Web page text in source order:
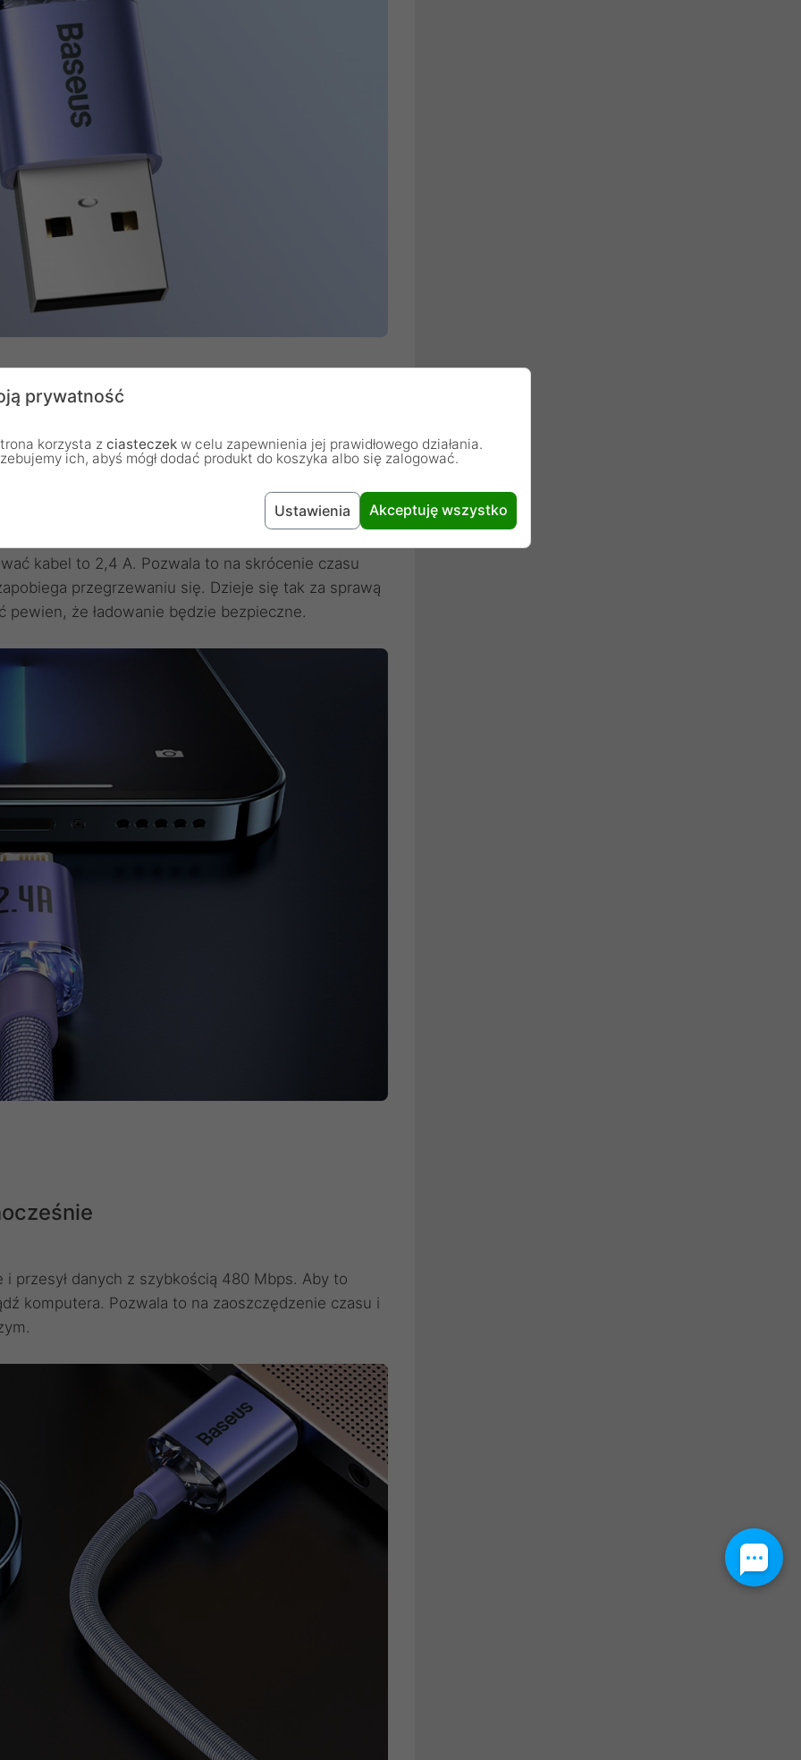
i szybkie ładowanie. Aby jeszcze ulepszyć
wzmocnienie oraz kabel miedziany z
kabel to 2,4 A. Pozwala to na skrócenie czasu
przegrzewaniu się. Dzieje się tak za sprawą
że ładowanie będzie bezpieczne.
przesył danych z szybkością 480 Mbps. Aby to
komputera. Pozwala to na zaoszczędzenie czasu i
prywatność
korzysta z ciasteczek w celu zapewnienia jej prawidłowego działania.
ich, abyś mógł dodać produkt do koszyka albo się zalogować.
Ustawienia Akceptuję wszystko